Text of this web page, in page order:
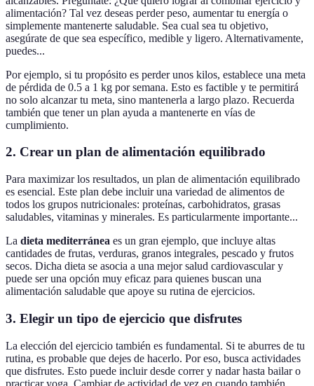
alimentación? Tal vez deseas perder peso, aumentar tu energía o
simplemente mantenerte saludable. Sea cual sea tu objetivo,
asegúrate de que sea específico, medible y ligero. Alternativamente,
puedes...
Por ejemplo, si tu propósito es perder unos kilos, establece una meta
de pérdida de 0.5 a 1 kg por semana. Esto es factible y te permitirá
no solo alcanzar tu meta, sino mantenerla a largo plazo. Recuerda
también que tener un plan ayuda a mantenerte en vías de
cumplimiento.
2. Crear un plan de alimentación equilibrado
Para maximizar los resultados, un plan de alimentación equilibrado
es esencial. Este plan debe incluir una variedad de alimentos de
todos los grupos nutricionales: proteínas, carbohidratos, grasas
saludables, vitaminas y minerales. Es particularmente importante...
La dieta mediterránea es un gran ejemplo, que incluye altas
cantidades de frutas, verduras, granos integrales, pescado y frutos
secos. Dicha dieta se asocia a una mejor salud cardiovascular y
puede ser una opción muy eficaz para quienes buscan una
alimentación saludable que apoye su rutina de ejercicios.
3. Elegir un tipo de ejercicio que disfrutes
La elección del ejercicio también es fundamental. Si te aburres de tu
rutina, es probable que dejes de hacerlo. Por eso, busca actividades
que disfrutes. Esto puede incluir desde correr y nadar hasta bailar o
practicar yoga. Cambiar de actividad de vez en cuando también